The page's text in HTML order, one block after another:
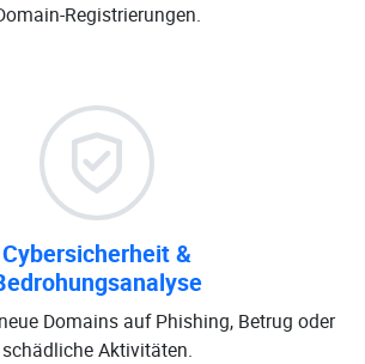
Registrierungen.
Cybersicherheit &
Domains auf Phishing, Betrug oder
schädliche Aktivitäten.